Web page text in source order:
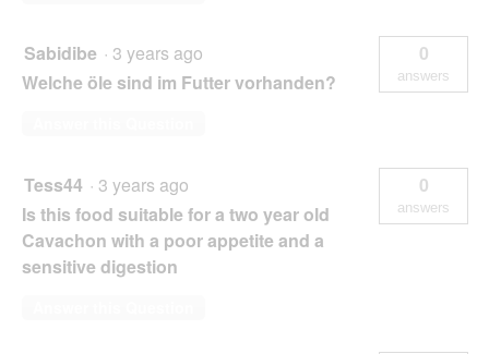
Sabidibe · 3 years ago
Welche öle sind im Futter vorhanden?
0
answers
Tess44 · 3 years ago
Is this food suitable for a two year old
Cavachon with a poor appetite and a
sensitive digestion
0
answers